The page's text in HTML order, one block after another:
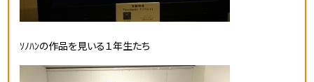
ｿﾉﾊﾝの作品を見いる１年生たち